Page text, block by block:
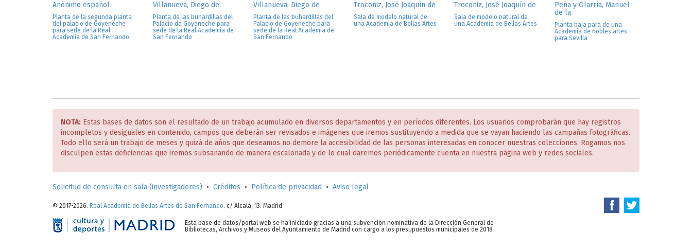
Anónimo español
Planta de la segunda planta
del palacio de Goyeneche
para sede de la Real
Academia de San Fernando
Villanueva, Diego de
Planta de las buhardillas del
Palacio de Goyeneche para
sede de la Real Academia de
San Fernando
Villanueva, Diego de
Planta de las buhardillas del
Palacio de Goyeneche para
sede de la Real Academia de
San Fernando
Troconiz, José Joaquín de
Sala de modelo natural de
una Academia de Bellas Artes
Troconiz, José Joaquín de
Sala de modelo natural de
una Academia de Bellas Artes
Peña y Olarría, Manuel
de la
Planta baja para de una
Academia de nobles artes
para Sevilla
NOTA: Estas bases de datos son el resultado de un trabajo acumulado en diversos departamentos y en períodos diferentes. Los usuarios comprobarán que hay registros
incompletos y desiguales en contenido, campos que deberán ser revisados e imágenes que iremos sustituyendo a medida que se vayan haciendo las campañas fotográficas.
Todo ello será un trabajo de meses y quizá de años que deseamos no demore la accesibilidad de las personas interesadas en conocer nuestras colecciones. Rogamos nos
disculpen estas deficiencias que iremos subsanando de manera escalonada y de lo cual daremos periódicamente cuenta en nuestra página web y redes sociales.
Solicitud de consulta en sala (investigadores) • Créditos • Política de privacidad • Aviso legal
© 2017-2026. Real Academia de Bellas Artes de San Fernando. c/ Alcalá, 13. Madrid
Esta base de datos/portal web se ha iniciado gracias a una subvención nominativa de la Dirección General de
Bibliotecas, Archivos y Museos del Ayuntamiento de Madrid con cargo a los presupuestos municipales de 2018